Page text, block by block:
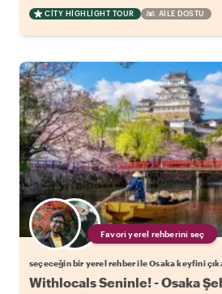
CITY HIGHLIGHT TOUR AILE DOSTU
Favori yerel rehberini seç
seçeceğin bir yerel rehber ile Osaka keyfini
Withlocals Seninle! - Osaka